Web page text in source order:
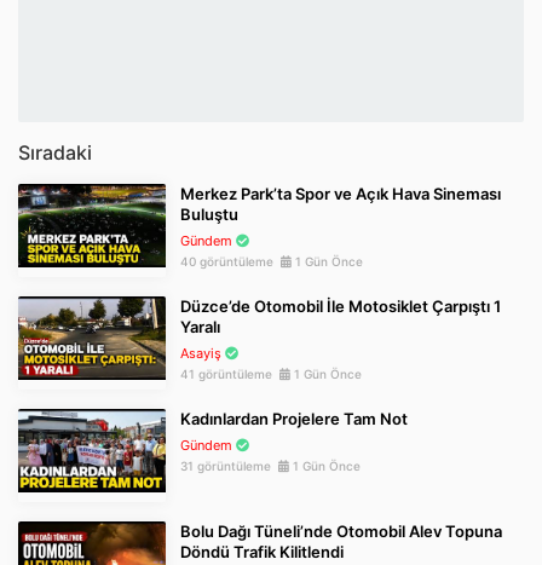
Sıradaki
Merkez Park’ta Spor ve Açık Hava Sineması
Buluştu
Gündem
40 görüntüleme 1 Gün Önce
Düzce’de Otomobil İle Motosiklet Çarpıştı 1
Yaralı
Asayiş
41 görüntüleme 1 Gün Önce
Kadınlardan Projelere Tam Not
Gündem
31 görüntüleme 1 Gün Önce
Bolu Dağı Tüneli’nde Otomobil Alev Topuna
Döndü Trafik Kilitlendi